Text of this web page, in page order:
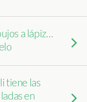
a lápiz…
tiene las
en